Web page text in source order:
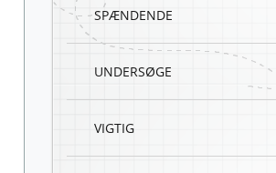
SPÆNDENDE
UNDERSØGE
VIGTIG